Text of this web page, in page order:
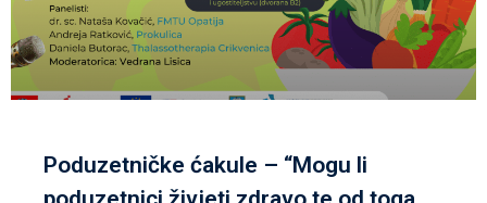
Poduzetničke ćakule – “Mogu li